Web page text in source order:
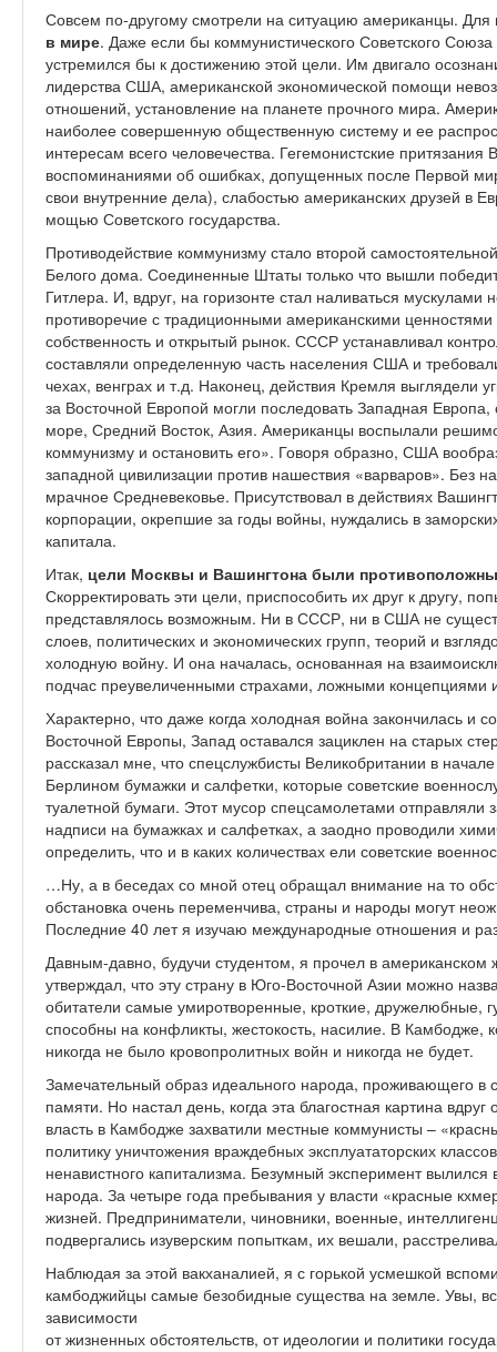
Совсем по-другому смотрели на ситуацию американцы.
в мире. Даже если бы коммунистического Советского
устремился бы к достижению этой цели. Им двигало
лидерства США, американской экономической помощи
отношений, установление на планете прочного мира.
наиболее совершенную общественную систему и ее
интересам всего человечества. Гегемонистские притязания
воспоминаниями об ошибках, допущенных после Первой
свои внутренние дела), слабостью американских друзей в
мощью Советского государства.
Противодействие коммунизму стало второй
Белого дома. Соединенные Штаты только что вышли
Гитлера. И, вдруг, на горизонте стал наливаться
противоречие с традиционными американскими
собственность и открытый рынок. СССР устанавливал
составляли определенную часть населения США и
чехах, венграх и т.д. Наконец, действия Кремля выглядели
за Восточной Европой могли последовать Западная
море, Средний Восток, Азия. Американцы воспылали
коммунизму и остановить его». Говоря образно, США
западной цивилизации против нашествия «варваров». Без
мрачное Средневековье. Присутствовал в действиях
корпорации, окрепшие за годы войны, нуждались в
капитала.
Итак, цели Москвы и Вашингтона были
Скорректировать эти цели, приспособить их друг к другу,
представлялось возможным. Ни в СССР, ни в США не
слоев, политических и экономических групп, теорий и
холодную войну. И она началась, основанная на
подчас преувеличенными страхами, ложными
Характерно, что даже когда холодная война закончилась и
Восточной Европы, Запад оставался зациклен на старых
рассказал мне, что спецслужбисты Великобритании в
Берлином бумажки и салфетки, которые советские
туалетной бумаги. Этот мусор спецсамолетами
надписи на бумажках и салфетках, а заодно проводили
определить, что и в каких количествах ели советские
…Ну, а в беседах со мной отец обращал внимание на то
обстановка очень переменчива, страны и народы могут
Последние 40 лет я изучаю международные отношения и
Давным-давно, будучи студентом, я прочел в
утверждал, что эту страну в Юго-Восточной Азии можно
обитатели самые умиротворенные, кроткие, дружелюбные,
способны на конфликты, жестокость, насилие. В Камбодже,
никогда не было кровопролитных войн и никогда не будет.
Замечательный образ идеального народа, проживающего в
памяти. Но настал день, когда эта благостная картина
власть в Камбодже захватили местные коммунисты –
политику уничтожения враждебных эксплуататорских
ненавистного капитализма. Безумный эксперимент
народа. За четыре года пребывания у власти «красные
жизней. Предприниматели, чиновники, военные,
подвергались изуверским попыткам, их вешали,
Наблюдая за этой вакханалией, я с горькой усмешкой
камбоджийцы самые безобидные существа на земле. Увы,
зависимости
от жизненных обстоятельств, от идеологии и политики